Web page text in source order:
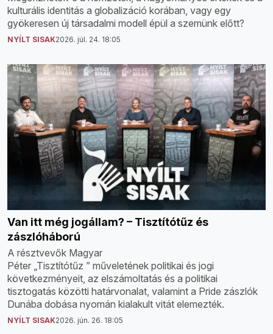
kulturális identitás a globalizáció korában, vagy egy
gyökeresen új társadalmi modell épül a szemünk előtt?
NYÍLT SISAK2026. júl. 24. 18:05
Van itt még jogállam? – Tisztítótűz és
zászlóháború
A résztvevők Magyar
Péter „Tisztítótűz ” műveletének politikai és jogi
következményeit, az elszámoltatás és a politikai
tisztogatás közötti határvonalat, valamint a Pride zászlók
Dunába dobása nyomán kialakult vitát elemezték.
NYÍLT SISAK2026. jún. 26. 18:05